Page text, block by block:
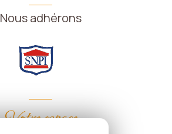
Nous adhérons
Votre espace